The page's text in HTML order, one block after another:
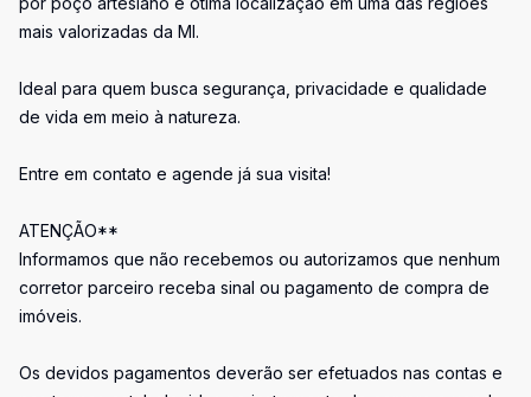
mais valorizadas da MI.
Ideal para quem busca segurança, privacidade e qualidade
de vida em meio à natureza.
Entre em contato e agende já sua visita!
ATENÇÃO**
Informamos que não recebemos ou autorizamos que nenhum
corretor parceiro receba sinal ou pagamento de compra de
imóveis.
Os devidos pagamentos deverão ser efetuados nas contas e